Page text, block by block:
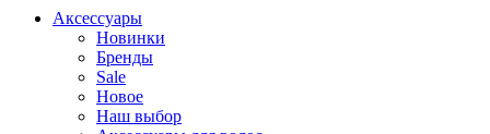
Аксессуары
Новинки
Бренды
Sale
Новое
Наш выбор